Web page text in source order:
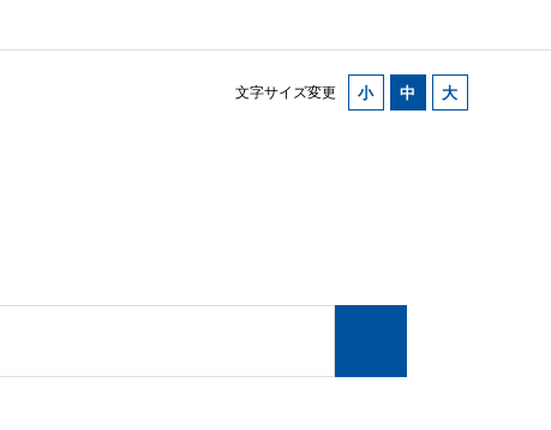
文字サイズ変更